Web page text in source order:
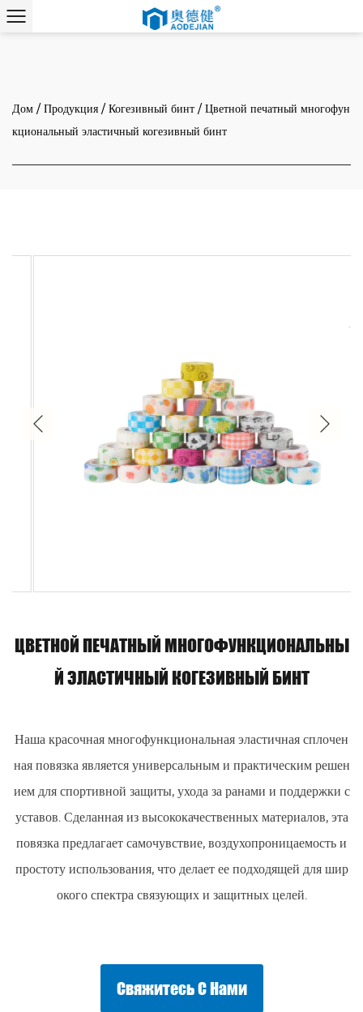
Дом /Продукция /Когезивный бинт /Цветной печатный многофун
кциональный эластичный когезивный бинт
ЦВЕТНОЙ ПЕЧАТНЫЙ МНОГОФУНКЦИОНАЛЬНЫ
Й ЭЛАСТИЧНЫЙ КОГЕЗИВНЫЙ БИНТ
Наша красочная многофункциональная эластичная сплочен
ная повязка является универсальным и практическим решен
ием для спортивной защиты, ухода за ранами и поддержки с
уставов. Сделанная из высококачественных материалов, эта
повязка предлагает самочувствие, воздухопроницаемость и
простоту использования, что делает ее подходящей для шир
окого спектра связующих и защитных целей.
Свяжитесь С Нами